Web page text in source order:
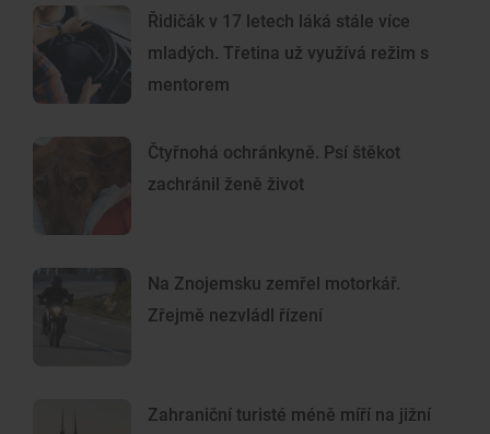
Řidičák v 17 letech láká stále více
mladých. Třetina už využívá režim s
mentorem
Čtyřnohá ochránkyně. Psí štěkot
zachránil ženě život
Na Znojemsku zemřel motorkář.
Zřejmě nezvládl řízení
Zahraniční turisté méně míří na jižní